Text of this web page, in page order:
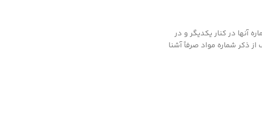
آنها در کنار یکدیگر و در
ذکر شماره مواد صرفاً آشنا